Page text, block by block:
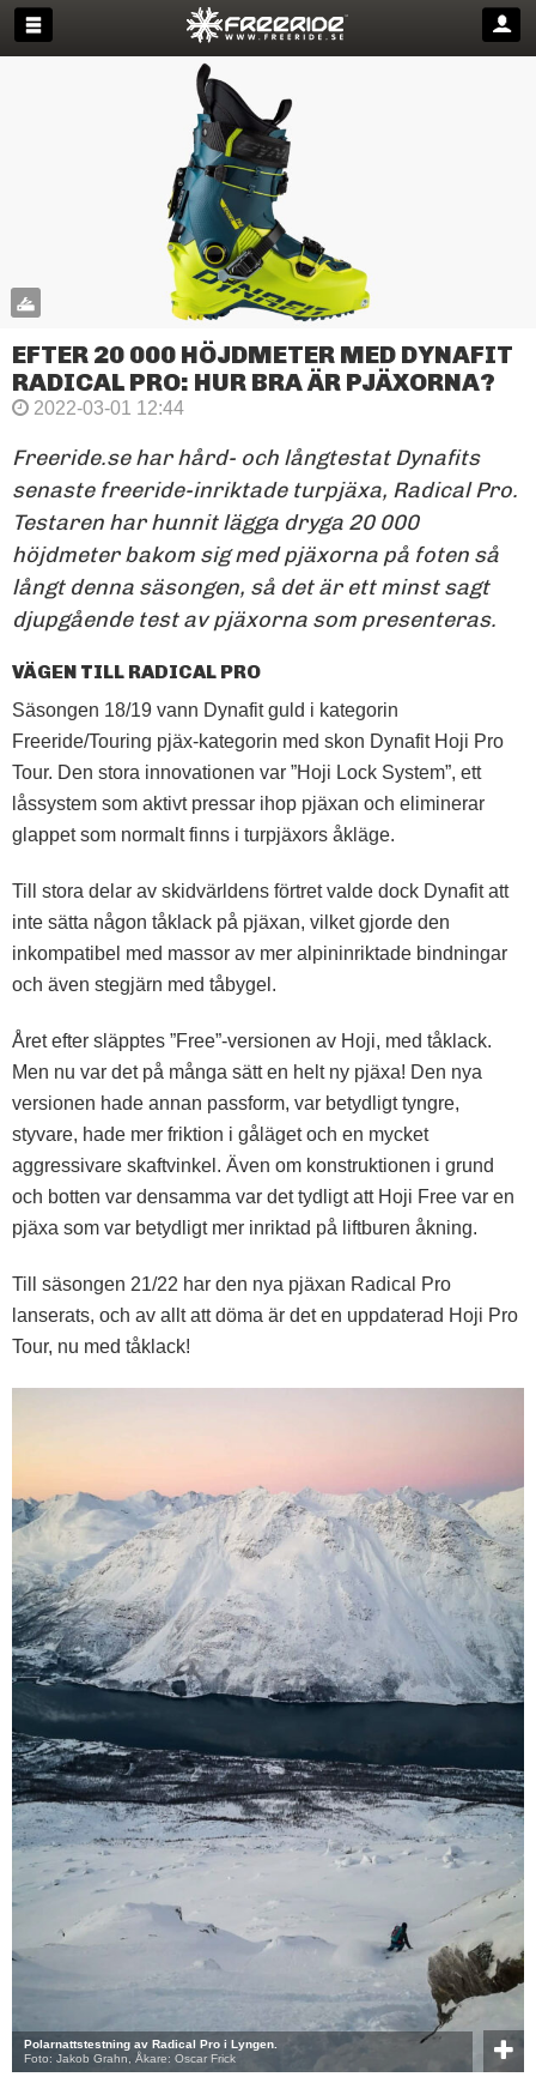
EFTER 20 000 HÖJDMETER MED DYNAFIT
RADICAL PRO: HUR BRA ÄR PJÄXORNA?
2022-03-01 12:44
Freeride.se har hård- och långtestat Dynafits
senaste freeride-inriktade turpjäxa, Radical Pro.
Testaren har hunnit lägga dryga 20 000
höjdmeter bakom sig med pjäxorna på foten så
långt denna säsongen, så det är ett minst sagt
djupgående test av pjäxorna som presenteras.
VÄGEN TILL RADICAL PRO
Säsongen 18/19 vann Dynafit guld i kategorin
Freeride/Touring pjäx-kategorin med skon Dynafit Hoji Pro
Tour. Den stora innovationen var ”Hoji Lock System”, ett
låssystem som aktivt pressar ihop pjäxan och eliminerar
glappet som normalt finns i turpjäxors åkläge.
Till stora delar av skidvärldens förtret valde dock Dynafit att
inte sätta någon tåklack på pjäxan, vilket gjorde den
inkompatibel med massor av mer alpininriktade bindningar
och även stegjärn med tåbygel.
Året efter släpptes ”Free”-versionen av Hoji, med tåklack.
Men nu var det på många sätt en helt ny pjäxa! Den nya
versionen hade annan passform, var betydligt tyngre,
styvare, hade mer friktion i gåläget och en mycket
aggressivare skaftvinkel. Även om konstruktionen i grund
och botten var densamma var det tydligt att Hoji Free var en
pjäxa som var betydligt mer inriktad på liftburen åkning.
Till säsongen 21/22 har den nya pjäxan Radical Pro
lanserats, och av allt att döma är det en uppdaterad Hoji Pro
Tour, nu med tåklack!
Polarnattstestning av Radical Pro i Lyngen.
Foto: Jakob Grahn, Åkare: Oscar Frick